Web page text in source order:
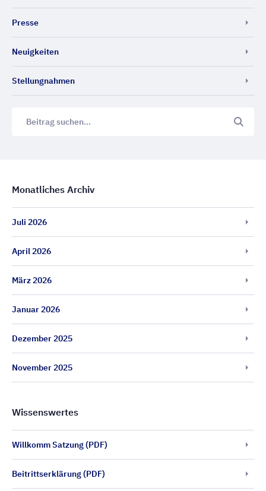
Presse
Neuigkeiten
Stellungnahmen
Monatliches Archiv
Juli 2026
April 2026
März 2026
Januar 2026
Dezember 2025
November 2025
Wissenswertes
Willkomm Satzung (PDF)
Beitrittserklärung (PDF)